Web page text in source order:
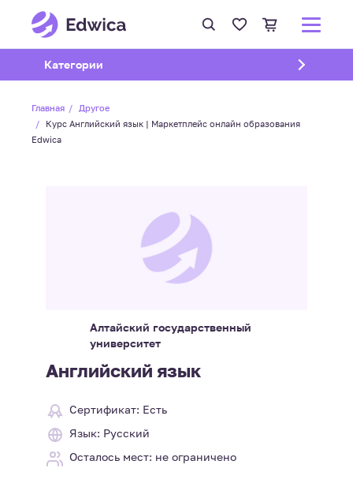
Открыть подменю
Категории
Главная
Другое
Курс Английский язык | Маркетплейс онлайн образования
Edwica
Алтайский государственный
университет
Английский язык
Сертификат: Есть
Язык: Русский
Осталось мест: не ограничено